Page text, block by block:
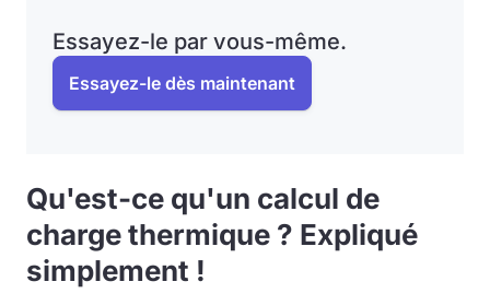
Essayez-le par vous-même.
Essayez-le dès maintenant
Qu'est-ce qu'un calcul de
charge thermique ? Expliqué
simplement !